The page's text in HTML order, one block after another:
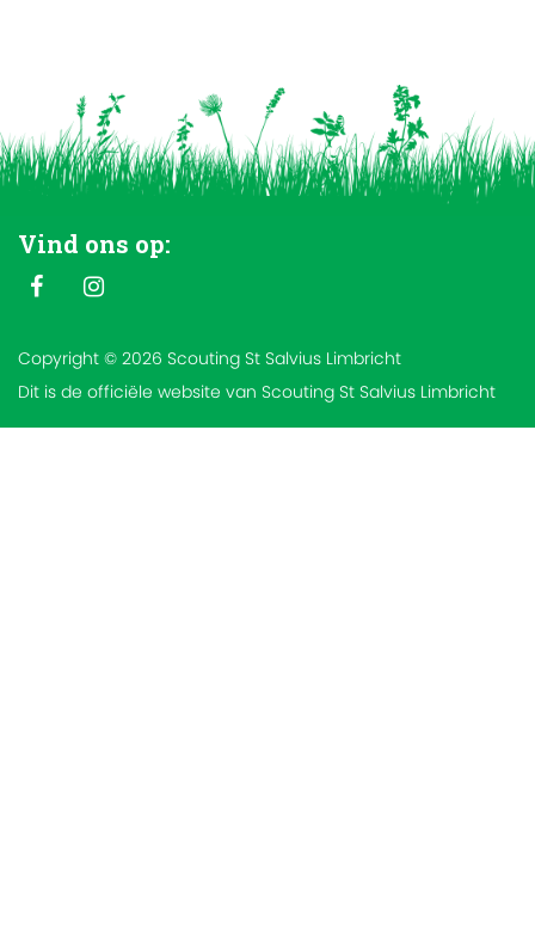
Vind ons op:
Copyright © 2026 Scouting St Salvius Limbricht
Dit is de officiële website van Scouting St Salvius Limbricht